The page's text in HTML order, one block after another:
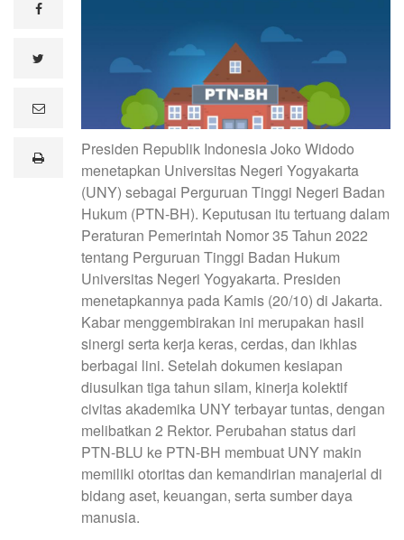
facebook
e
lprint
Presiden Republik Indonesia Joko Widodo
menetapkan Universitas Negeri Yogyakarta
(UNY) sebagai Perguruan Tinggi Negeri Badan
Hukum (PTN-BH). Keputusan itu tertuang dalam
Peraturan Pemerintah Nomor 35 Tahun 2022
tentang Perguruan Tinggi Badan Hukum
Universitas Negeri Yogyakarta. Presiden
menetapkannya pada Kamis (20/10) di Jakarta.
Kabar menggembirakan ini merupakan hasil
sinergi serta kerja keras, cerdas, dan ikhlas
berbagai lini. Setelah dokumen kesiapan
diusulkan tiga tahun silam, kinerja kolektif
civitas akademika UNY terbayar tuntas, dengan
melibatkan 2 Rektor. Perubahan status dari
PTN-BLU ke PTN-BH membuat UNY makin
memiliki otoritas dan kemandirian manajerial di
bidang aset, keuangan, serta sumber daya
manusia.